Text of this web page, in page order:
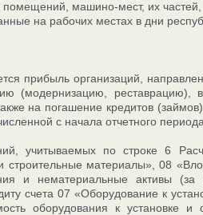
машино-мест, их частей,
на рабочих местах в дни
прибыль организаций,
(модернизацию,
на погашение кредитов
с начала отчетного
учитываемых по строке 6
строительные материалы», 08
и нематериальные активы
счета 07 «Оборудование к
оборудования к установке